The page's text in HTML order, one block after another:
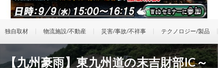
独自取材 物流施設/不動産 災害/事故/不祥事 テクノロジー/製品
【九州豪雨】東九州道の末吉財部IC～